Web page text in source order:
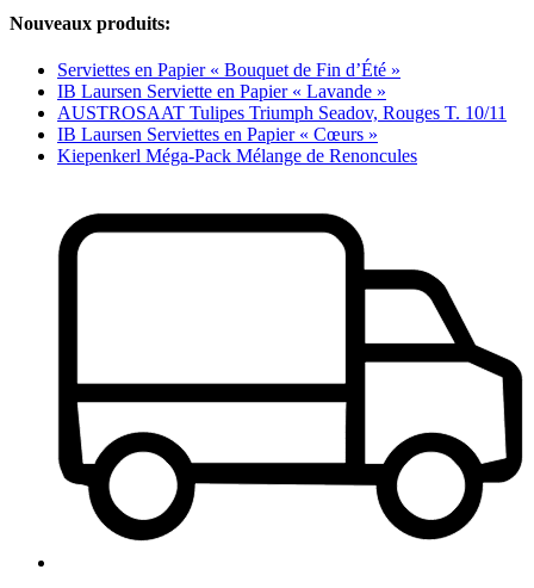
Nouveaux produits:
Serviettes en Papier « Bouquet de Fin d’Été »
IB Laursen Serviette en Papier « Lavande »
AUSTROSAAT Tulipes Triumph Seadov, Rouges T. 10/11
IB Laursen Serviettes en Papier « Cœurs »
Kiepenkerl Méga-Pack Mélange de Renoncules